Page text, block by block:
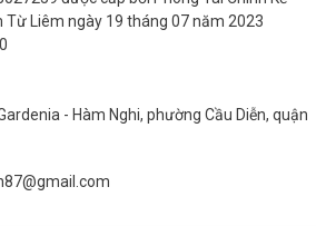
Từ Liêm ngày 19 tháng 07 năm 2023
- Hàm Nghi, phường Cầu Diễn, quận